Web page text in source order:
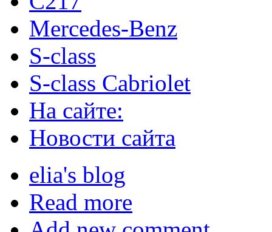
Mercedes-Benz
S-class
S-class Cabriolet
На сайте:
Новости сайта
elia's blog
Read more